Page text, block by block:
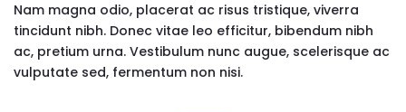
Nam magna odio, placerat ac risus tristique, viverra
tincidunt nibh. Donec vitae leo efficitur, bibendum nibh
ac, pretium urna. Vestibulum nunc augue, scelerisque ac
vulputate sed, fermentum non nisi.